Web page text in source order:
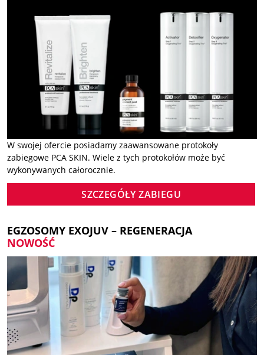
W swojej ofercie posiadamy zaawansowane protokoły
zabiegowe PCA SKIN. Wiele z tych protokołów może być
wykonywanych całorocznie.
SZCZEGÓŁY ZABIEGU
EGZOSOMY EXOJUV – REGENERACJA
NOWOŚĆ